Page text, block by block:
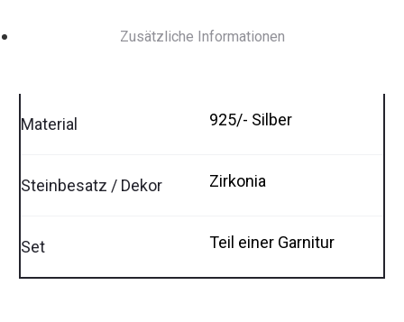
Zusätzliche Informationen
Material 925/- Silber
Steinbesatz / Dekor Zirkonia
Set Teil einer Garnitur